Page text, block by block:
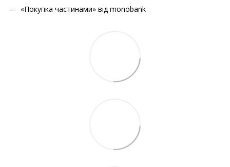
«Покупка частинами» від monobank